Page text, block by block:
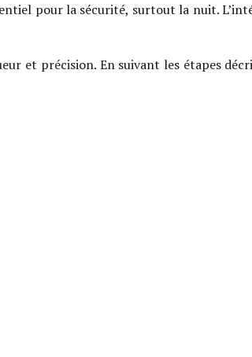
pour la sécurité, surtout la nuit.
et précision. En suivant les étapes